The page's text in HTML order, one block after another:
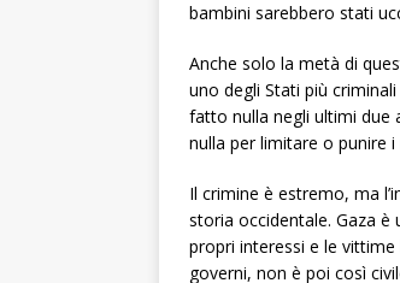
bambini sarebbero stati
Anche solo la metà di
uno degli Stati più
fatto nulla negli ultimi due
nulla per limitare o punire i
Il crimine è estremo, ma
storia occidentale. Gaza è
propri interessi e le
governi, non è poi così